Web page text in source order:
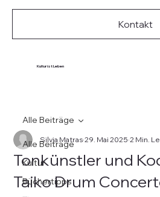
Kultur ist Leben
Kontakt
Alle Beiträge
Kultur
Büchertipps
Alle Beiträge
Tonkünstler und
Taiko Drum
Silvia Matras 29. Mai 2025 2 Min.